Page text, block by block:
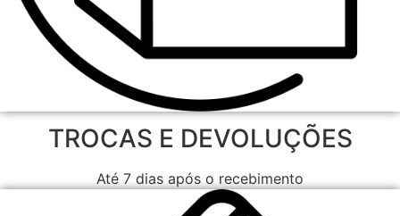
TROCAS E DEVOLUÇÕES
Até 7 dias após o recebimento